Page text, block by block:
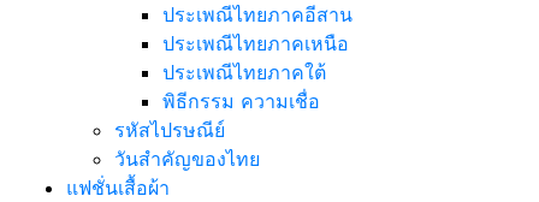
ประเพณีไทยภาคอีสาน
ประเพณีไทยภาคเหนือ
ประเพณีไทยภาคใต้
พิธีกรรม ความเชื่อ
รหัสไปรษณีย์
วันสำคัญของไทย
แฟชั่นเสื้อผ้า